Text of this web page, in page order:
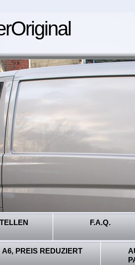
F.A.Q.
A6, PREIS REDUZIERT